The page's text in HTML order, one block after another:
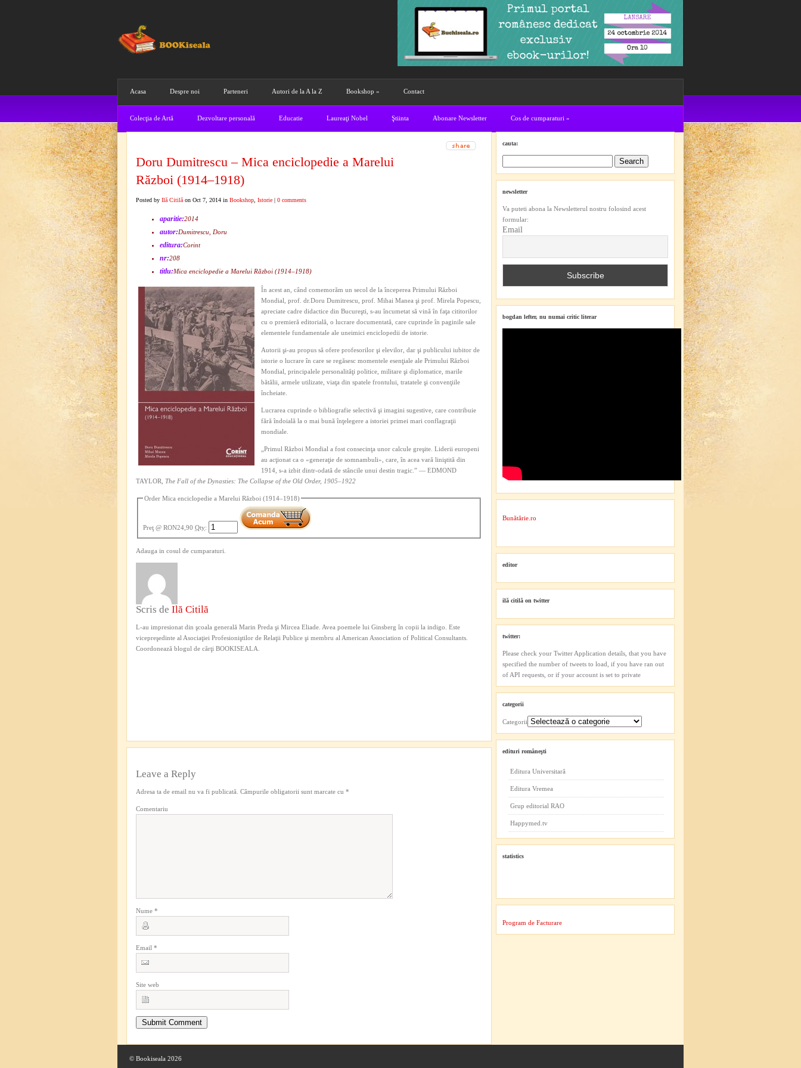
Acasa Despre noi Parteneri Autori de la A la Z Bookshop » Contact
Colecţia de Artă Dezvoltare personală Educatie Laureaţi Nobel Ştiinta Abonare Newsletter Cos de cumparaturi »
Doru Dumitrescu – Mica enciclopedie a Marelui
Război (1914–1918)
Posted by Ilă Citilă on Oct 7, 2014 in Bookshop Istorie | 0 comments
aparitie:2014
autor:Dumitrescu, Doru
editura:Corint
nr:208
titlu:Mica enciclopedie a Marelui Război (1914–1918)
În acest an, când comemorăm un secol de la începerea Primului Război
Mondial, prof. dr.Doru Dumitrescu, prof. Mihai Manea şi prof. Mirela Popescu,
apreciate cadre didactice din Bucureşti, s-au încumetat să vină în faţa cititorilor
cu o premieră editorială, o lucrare documentată, care cuprinde în paginile sale
elementele fundamentale ale uneimici enciclopedii de istorie.
Autorii şi-au propus să ofere profesorilor şi elevilor, dar şi publicului iubitor de
istorie o lucrare în care se regăsesc momentele esenţiale ale Primului Război
Mondial, principalele personalităţi politice, militare şi diplomatice, marile
bătălii, armele utilizate, viaţa din spatele frontului, tratatele şi convenţiile
încheiate.
Lucrarea cuprinde o bibliografie selectivă şi imagini sugestive, care contribuie
fără îndoială la o mai bună înţelegere a istoriei primei mari conflagraţii
mondiale.
„Primul Război Mondial a fost consecinţa unor calcule greşite. Liderii europeni
au acţionat ca o «generaţie de somnambuli», care, în acea vară liniştită din
1914, s-a izbit dintr-odată de stâncile unui destin tragic.” — EDMOND
TAYLOR, The Fall of the Dynasties: The Collapse of the Old Order, 1905–1922
Order Mica enciclopedie a Marelui Război (1914–1918)
Preţ @ RON24,90 Qty:
Adauga in cosul de cumparaturi.
Scris de Ilă Citilă
L-au impresionat din şcoala generală Marin Preda şi Mircea Eliade. Avea poemele lui Ginsberg în copii la indigo. Este
vicepreşedinte al Asociaţiei Profesioniştilor de Relaţii Publice şi membru al American Association of Political Consultants.
Coordonează blogul de cărţi BOOKISEALA.
Leave a Reply
Adresa ta de email nu va fi publicată. Câmpurile obligatorii sunt marcate cu *
Comentariu
Nume *
Email *
Site web
cauta:
newsletter
Va puteti abona la Newsletterul nostru folosind acest
formular:
Email
bogdan lefter, nu numai critic literar
Bunătărie.ro
editor
ilă citilă on twitter
twitter:
Please check your Twitter Application details, that you have
specified the number of tweets to load, if you have ran out
of API requests, or if your account is set to private
categorii
Categorii
edituri româneşti
Editura Universitară
Editura Vremea
Grup editorial RAO
Happymed.tv
statistics
Program de Facturare
© Bookiseala 2026